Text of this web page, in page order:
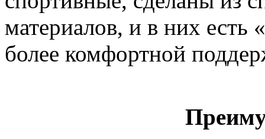
материалов, и в них есть
более комфортной